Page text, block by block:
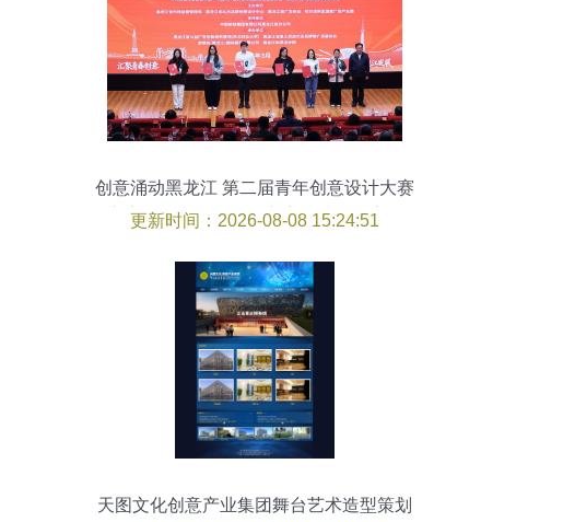
创意涌动黑龙江 第二届青年创意设计大赛
广告作品发布暨公益广告提质行动启动
更新时间：2026-08-08 15:24:51
天图文化创意产业集团舞台艺术造型策划